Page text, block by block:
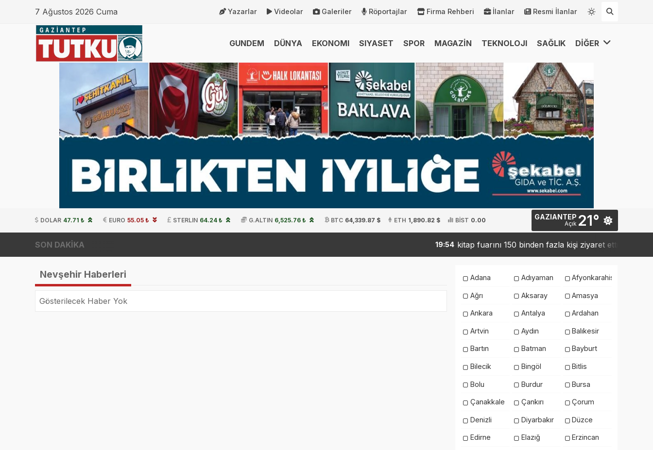
7 Ağustos 2026 Cuma Yazarlar Videolar Galeriler Röportajlar Firma Rehberi İlanlar Resmi İlanlar
GUNDEM DÜNYA EKONOMI SIYASET SPOR MAGAZİN TEKNOLOJI SAĞLIK DİĞER
DOLAR 47.71 ₺ EURO 55.05 ₺ STERLIN 64.24 ₺ G.ALTIN 6,525.76 ₺ BTC 64,339.87 $ ETH 1,890.82 $ BİST 0.00 GAZIANTEP
Açık 21°
SON DAKİKA 19:54 kitap fuarını 150 binden fazla kişi ziyaret etti
Nevşehir Haberleri
Gösterilecek Haber Yok
Adana Adıyaman Afyonkarahisar
Ağrı Aksaray Amasya
Ankara Antalya Ardahan
Artvin Aydın Balıkesir
Bartın Batman Bayburt
Bilecik Bingöl Bitlis
Bolu Burdur Bursa
Çanakkale Çankırı Çorum
Denizli Diyarbakır Düzce
Edirne Elazığ Erzincan